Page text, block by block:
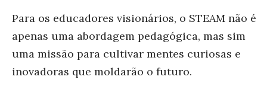
Para os educadores visionários, o STEAM não é
apenas uma abordagem pedagógica, mas sim
uma missão para cultivar mentes curiosas e
inovadoras que moldarão o futuro.